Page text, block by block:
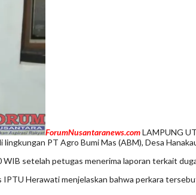
ForumNusantaranews.comLAMPUNG
PT Agro Bumi Mas (ABM), Desa
setelah petugas menerima laporan terkait
IPTU Herawati menjelaskan bahwa perkara